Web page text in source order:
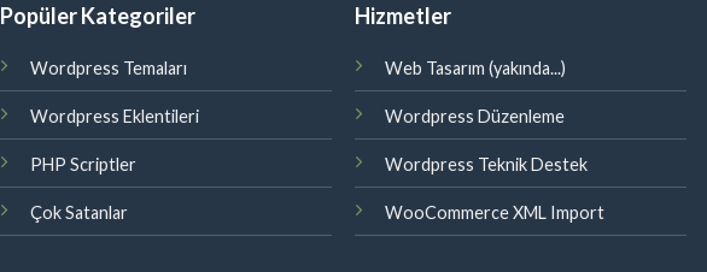
Popüler Kategoriler
Wordpress Temaları
Wordpress Eklentileri
PHP Scriptler
Çok Satanlar
Hizmetler
Web Tasarım (yakında...)
Wordpress Düzenleme
Wordpress Teknik Destek
WooCommerce XML Import